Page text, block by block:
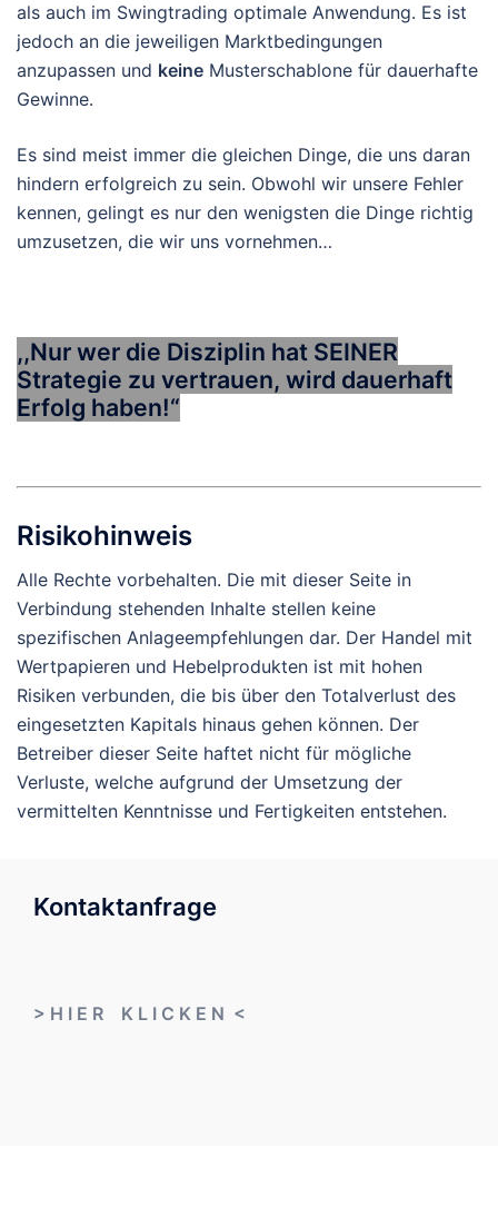
als auch im Swingtrading optimale Anwendung. Es ist
jedoch an die jeweiligen Marktbedingungen
anzupassen und keine Musterschablone für dauerhafte
Gewinne.
Es sind meist immer die gleichen Dinge, die uns daran
hindern erfolgreich zu sein. Obwohl wir unsere Fehler
kennen, gelingt es nur den wenigsten die Dinge richtig
umzusetzen, die wir uns vornehmen…
,,Nur wer die Disziplin hat SEINER
Strategie zu vertrauen, wird dauerhaft
Erfolg haben!“
Risikohinweis
Alle Rechte vorbehalten. Die mit dieser Seite in
Verbindung stehenden Inhalte stellen keine
spezifischen Anlageempfehlungen dar. Der Handel mit
Wertpapieren und Hebelprodukten ist mit hohen
Risiken verbunden, die bis über den Totalverlust des
eingesetzten Kapitals hinaus gehen können. Der
Betreiber dieser Seite haftet nicht für mögliche
Verluste, welche aufgrund der Umsetzung der
vermittelten Kenntnisse und Fertigkeiten entstehen.
Kontaktanfrage
> H I E R K L I C K E N <